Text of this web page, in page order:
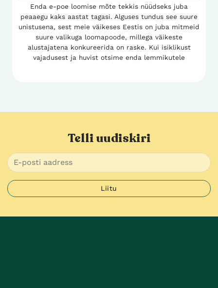
Enda e-poe loomise mõte tekkis nüüdseks juba
peaaegu kaks aastat tagasi. Alguses tundus see suure
unistusena, sest meie väikeses Eestis on juba mitmeid
suure valikuga loomapoode, millega väikeste
alustajatena konkureerida on raske. Kui isiklikust
vajadusest ja huvist otsime enda lemmikutele
Telli uudiskiri